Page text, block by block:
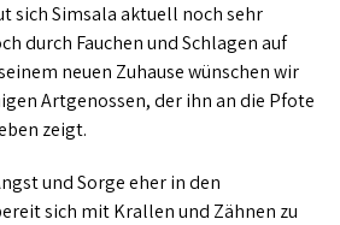
sich Simsala aktuell noch sehr
durch Fauchen und Schlagen auf
neuen Zuhause wünschen wir
Artgenossen, der ihn an die Pfote
zeigt.
und Sorge eher in den
sich mit Krallen und Zähnen zu